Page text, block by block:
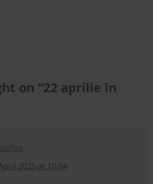
on “22 aprilie în
2025 at 10:04